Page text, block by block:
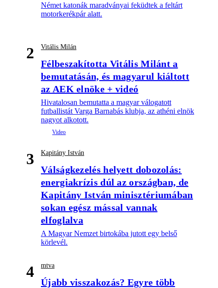
Német katonák maradványai feküdtek a feltárt
motorkerékpár alatt.
2 Vitális Milán
Félbeszakította Vitális Milánt a
bemutatásán, és magyarul kiáltott
az AEK elnöke + videó
Hivatalosan bemutatta a magyar válogatott
futballistát Varga Barnabás klubja, az athéni elnök
nagyot alkotott.
3 Kapitány István
Válságkezelés helyett dobozolás:
energiakrízis dúl az országban, de
Kapitány István minisztériumában
sokan egész mással vannak
elfoglalva
A Magyar Nemzet birtokába jutott egy belső
körlevél.
4 mtva
Újabb visszakozás? Egyre több